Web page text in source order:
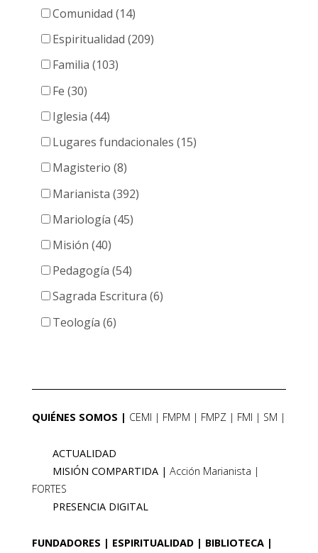
Comunidad (14)
Espiritualidad (209)
Familia (103)
Fe (30)
Iglesia (44)
Lugares fundacionales (15)
Magisterio (8)
Marianista (392)
Mariología (45)
Misión (40)
Pedagogía (54)
Sagrada Escritura (6)
Teología (6)
QUIÉNES SOMOS CEMI FMPM FMPZ FMI SM
ACTUALIDAD
MISIÓN COMPARTIDA
Acción Marianista
FORTES
PRESENCIA DIGITAL
FUNDADORES ESPIRITUALIDAD
BIBLIOTECA